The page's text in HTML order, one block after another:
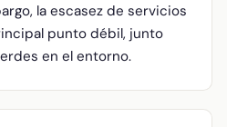
la escasez de servicios
punto débil, junto
en el entorno.